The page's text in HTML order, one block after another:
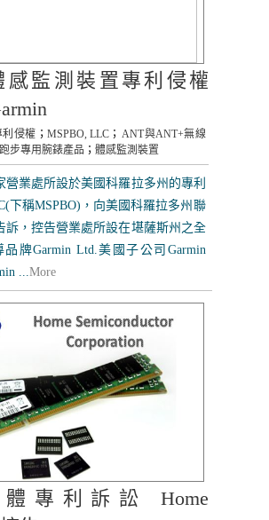
感監測裝置專利侵權
利侵權 ； MSPBO, LLC； ANT與ANT+無線
跑步專用腕錶產品 ；體感監測裝置
營業處所設於美國科羅拉多州的專利
下稱MSPBO)，向美國科羅拉多州聯
訴，控告營業處所設在堪薩斯州之全
牌Garmin Ltd.美國子公司Garmin
...More
體專利訴訟 Home